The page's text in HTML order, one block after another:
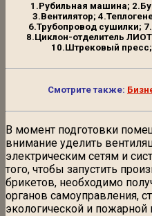
1.Рубильная машина;
3.Вентилятор;
6.Трубопровод сушилки;
8.Циклон-отделитель
10.Штрековый
Смотрите также:
В момент подготовки
внимание уделить
электрическим сетям и
того, чтобы запустить
брикетов, необходимо
органов самоуправления,
экологической и пожарной